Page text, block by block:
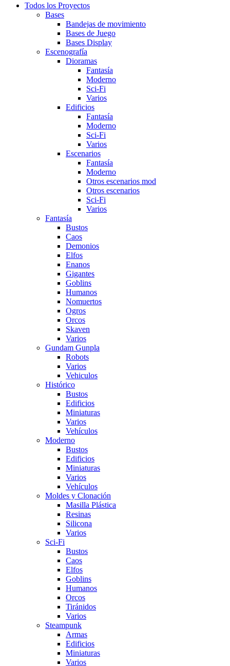
Todos los Proyectos
Bases
Bandejas de movimiento
Bases de Juego
Bases Display
Escenografía
Dioramas
Fantasía
Moderno
Sci-Fi
Varios
Edificios
Fantasí­a
Moderno
Sci-Fi
Varios
Escenarios
Fantasía
Moderno
Otros escenarios mod
Otros escenarios
Sci-Fi
Varios
Fantasí­a
Bustos
Caos
Demonios
Elfos
Enanos
Gigantes
Goblins
Humanos
Nomuertos
Ogros
Orcos
Skaven
Varios
Gundam Gunpla
Robots
Varios
Vehiculos
Histórico
Bustos
Edificios
Miniaturas
Varios
Vehí­culos
Moderno
Bustos
Edificios
Miniaturas
Varios
Vehí­culos
Moldes y Clonación
Masilla Plástica
Resinas
Silicona
Varios
Sci-Fi
Bustos
Caos
Elfos
Goblins
Humanos
Orcos
Tiránidos
Varios
Steampunk
Armas
Edificios
Miniaturas
Varios